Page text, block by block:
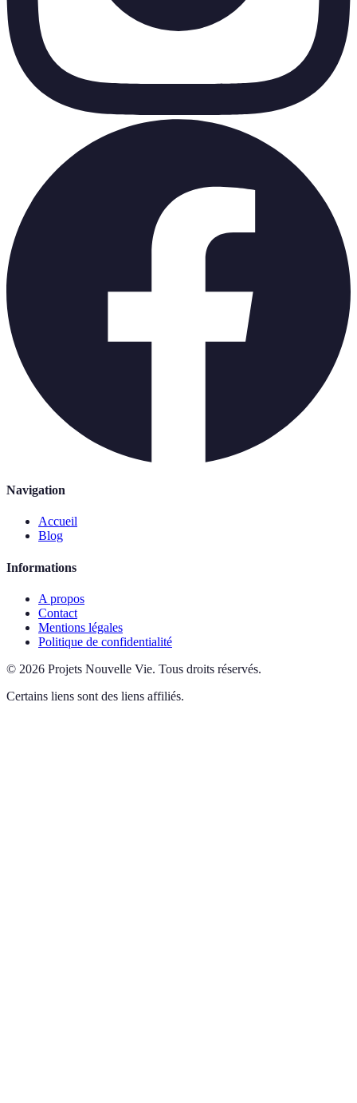
Navigation
Accueil
Blog
Informations
A propos
Contact
Mentions légales
Politique de confidentialité
© 2026 Projets Nouvelle Vie. Tous droits réservés.
Certains liens sont des liens affiliés.